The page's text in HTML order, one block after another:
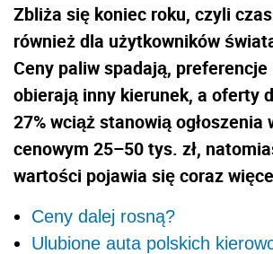
Zbliża się koniec roku, czyli
również dla użytkowników
Ceny paliw spadają,
obierają inny kierunek, a oferty
27% wciąż stanowią ogłoszenia
cenowym 25–50 tys. zł,
wartości pojawia się coraz
Ceny dalej rosną?
Ulubione auta polskich